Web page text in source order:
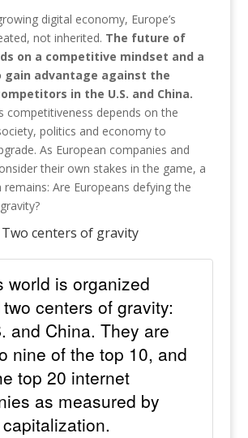
digital economy, Europe’s
not inherited. The future of
on a competitive mindset and a
gain advantage against the
in the U.S. and China.
competitiveness depends on the
politics and economy to
As European companies and
their own stakes in the game, a
Are Europeans defying the
centers of gravity
world is organized
centers of gravity:
and China. They are
nine of the top 10, and
top 20 internet
as measured by